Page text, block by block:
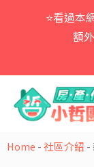
⭐看過本
額
容
Home -社區介紹 -